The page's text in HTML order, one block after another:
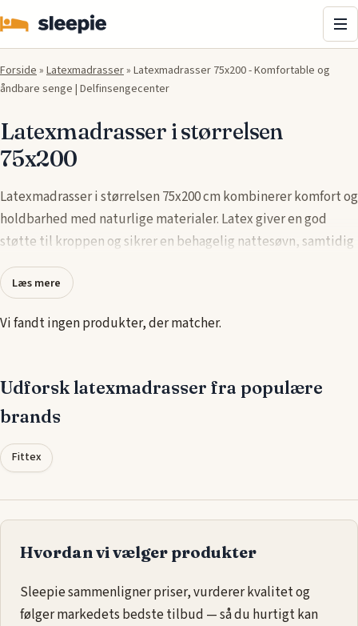
Forside» Latexmadrasser» Latexmadrasser 75x200 - Komfortable og
åndbare senge | Delfinsengecenter
Latexmadrasser i størrelsen
75x200
Latexmadrasser i størrelsen 75x200 cm kombinerer komfort og
holdbarhed med naturlige materialer. Latex giver en god
støtte til kroppen og sikrer en behagelig nattesøvn, samtidig
med at den er åndbar og temperaturregulerende.
Produkter fra anerkendte mærker som Dunlopillo og
garanterer høj kvalitet og lang levetid. Disse
Delfinsengecenter tilbyder et bredt udvalg af
latexmadrasser, der opfylder forskellige behov og
præferencer. Uanset om der prioriteres fasthed eller blødhed,
findes der en model, der sikrer komfort hele natten.
Læs mere
Vi fandt ingen produkter, der matcher.
Udforsk latexmadrasser fra populære
brands
Fittex
Hvordan vi vælger produkter
Sleepie sammenligner priser, vurderer kvalitet og
følger markedets bedste tilbud — så du hurtigt kan